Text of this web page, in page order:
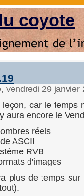
coyote
vendredi 29
leçon, car le temps
aura encore le
réels
ASCII
RVB
d'images
plus de temps